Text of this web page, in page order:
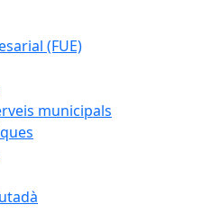
(FUE)
municipals